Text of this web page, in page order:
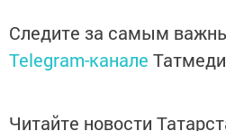
Следите за самым
Telegram-канале
Читайте новости